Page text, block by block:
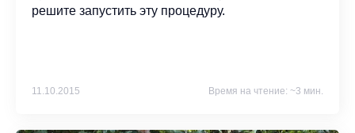
решите запустить эту процедуру.
11.10.2015 Время на чтение: ~3 мин.